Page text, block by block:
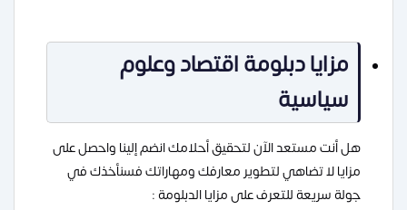
مزايا دبلومة اقتصاد وعلوم
سياسية
هل أنت مستعد الآن لتحقيق أحلامك انضم إلينا واحصل على
مزايا لا تضاهي لتطوير معارفك ومهاراتك فسنأخذك في
جولة سريعة للتعرف على مزايا الدبلومة :